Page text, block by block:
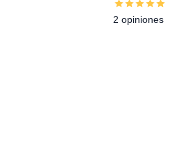
2 opiniones